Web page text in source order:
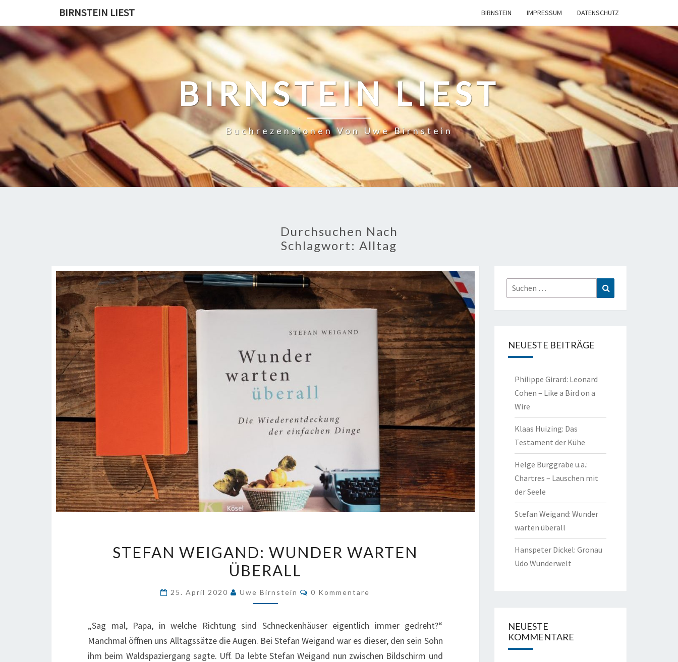
content
BIRNSTEIN LIEST BIRNSTEIN IMPRESSUM DATENSCHUTZ
BIRNSTEIN LIEST
Buchrezensionen Von Uwe Birnstein
Durchsuchen Nach
Schlagwort: Alltag
WEIGAND:
WUNDER
ÜBERALL
STEFAN WEIGAND: WUNDER WARTEN
ÜBERALL
25. April 2020 Uwe Birnstein Kommentare
0 Kommentare
„Sag mal, Papa, in welche Richtung sind Schneckenhäuser eigentlich immer gedreht?“
Manchmal öffnen uns Alltagssätze die Augen. Bei Stefan Weigand war es dieser, den sein Sohn
ihm beim Waldspaziergang sagte. Uff. Da lebte Stefan Weigand nun zwischen Bildschirm und
Suchen
nach:
NEUESTE BEITRÄGE
Philippe Girard: Leonard
Cohen – Like a Bird on a
Wire
Klaas Huizing: Das
Testament der Kühe
Helge Burggrabe u.a.:
Chartres – Lauschen mit
der Seele
Stefan Weigand: Wunder
warten überall
Hanspeter Dickel: Gronau
Udo Wunderwelt
NEUESTE
KOMMENTARE